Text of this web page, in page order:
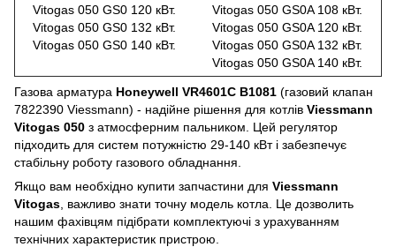
Vitogas 050 GS0 120 кВт.
Vitogas 050 GS0 132 кВт.
Vitogas 050 GS0 140 кВт.
Vitogas 050 GS0A 108 кВт.
Vitogas 050 GS0A 120 кВт.
Vitogas 050 GS0A 132 кВт.
Vitogas 050 GS0A 140 кВт.
Газова арматура Honeywell VR4601C B1081 (газовий клапан
7822390 Viessmann) - надійне рішення для котлів Viessmann
Vitogas 050 з атмосферним пальником. Цей регулятор
підходить для систем потужністю 29-140 кВт і забезпечує
стабільну роботу газового обладнання.
Якщо вам необхідно купити запчастини для Viessmann
Vitogas , важливо знати точну модель котла. Це дозволить
нашим фахівцям підібрати комплектуючі з урахуванням
технічних характеристик пристрою.